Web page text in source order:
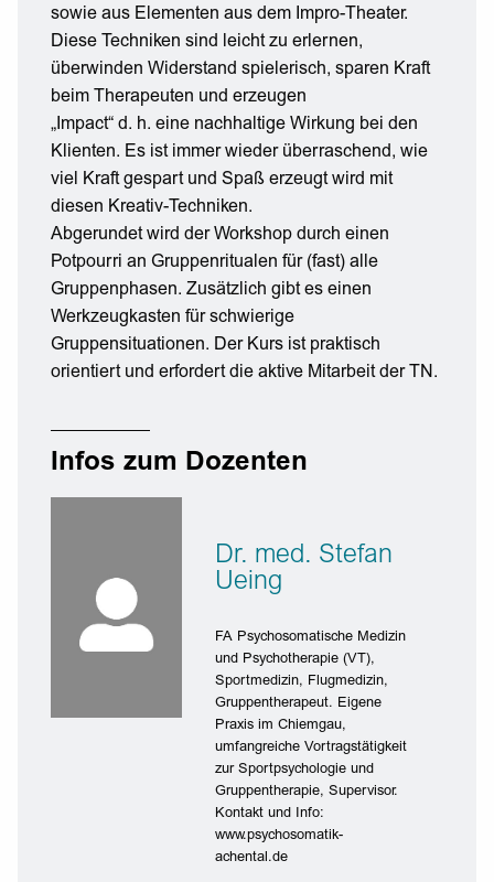
sowie aus Elementen aus dem Impro-Theater.
Diese Techniken sind leicht zu erlernen,
überwinden Widerstand spielerisch, sparen Kraft
beim Therapeuten und erzeugen
„Impact“ d. h. eine nachhaltige Wirkung bei den
Klienten. Es ist immer wieder überraschend, wie
viel Kraft gespart und Spaß erzeugt wird mit
diesen Kreativ-Techniken.
Abgerundet wird der Workshop durch einen
Potpourri an Gruppenritualen für (fast) alle
Gruppenphasen. Zusätzlich gibt es einen
Werkzeugkasten für schwierige
Gruppensituationen. Der Kurs ist praktisch
orientiert und erfordert die aktive Mitarbeit der TN.
Infos zum Dozenten
Dr. med. Stefan
Ueing
FA Psychosomatische Medizin
und Psychotherapie (VT),
Sportmedizin, Flugmedizin,
Gruppentherapeut. Eigene
Praxis im Chiemgau,
umfangreiche Vortragstätigkeit
zur Sportpsychologie und
Gruppentherapie, Supervisor.
Kontakt und Info:
www.psychosomatik-
achental.de